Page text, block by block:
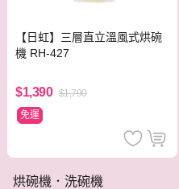
【日虹】三層直立溫風式烘碗
機 RH-427
$1,390 $1,790
免運
烘碗機．洗碗機